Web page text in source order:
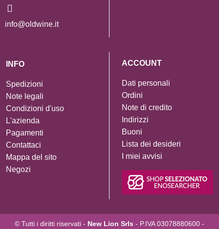
info@oldwine.it
INFO
Spedizioni
Note legali
Condizioni d'uso
L'azienda
Pagamenti
Contattaci
Mappa del sito
Negozi
ACCOUNT
Dati personali
Ordini
Note di credito
Indirizzi
Buoni
Lista dei desideri
I miei avvisi
© Tutti i diritti riservati - New Lion Srls - P.IVA 03078880600 -